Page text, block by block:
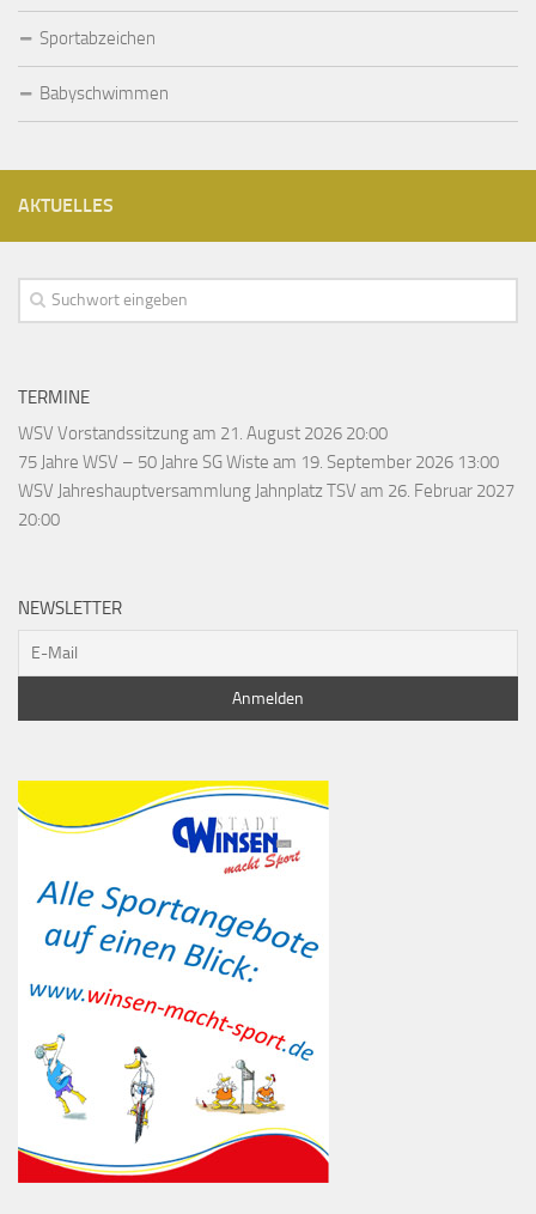
Sportabzeichen
Babyschwimmen
AKTUELLES
TERMINE
WSV Vorstandssitzungam 21. August 2026 20:00
75 Jahre WSV – 50 Jahre SG Wiste am 19. September 2026 13:00
WSV Jahreshauptversammlung Jahnplatz TSV am 26. Februar 2027
20:00
NEWSLETTER